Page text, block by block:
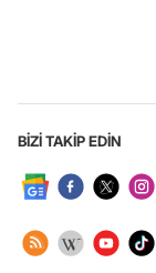
BİZİ TAKİP EDİN